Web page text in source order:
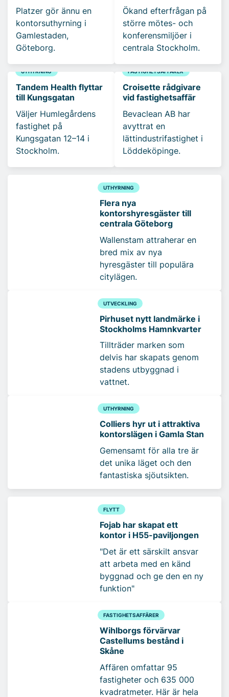
Platzer gör ännu en
kontorsuthyrning i
Gamlestaden,
Göteborg.
Ökand efterfrågan på
större mötes- och
konferensmiljöer i
centrala Stockholm.
UTHYRNING
Tandem Health flyttar
till Kungsgatan
Väljer Humlegårdens
fastighet på
Kungsgatan 12–14 i
Stockholm.
FASTIGHETSAFFÄRER
Croisette rådgivare
vid fastighetsaffär
Bevaclean AB har
avyttrat en
lättindustrifastighet i
Löddeköpinge.
UTHYRNING
Flera nya
kontorshyresgäster till
centrala Göteborg
Wallenstam attraherar en
bred mix av nya
hyresgäster till populära
citylägen.
UTVECKLING
Pirhuset nytt landmärke i
Stockholms Hamnkvarter
Tillträder marken som
delvis har skapats genom
stadens utbyggnad i
vattnet.
UTHYRNING
Colliers hyr ut i attraktiva
kontorslägen i Gamla Stan
Gemensamt för alla tre är
det unika läget och den
fantastiska sjöutsikten.
FLYTT
Fojab har skapat ett
kontor i H55-paviljongen
"Det är ett särskilt ansvar
att arbeta med en känd
byggnad och ge den en ny
funktion"
FASTIGHETSAFFÄRER
Wihlborgs förvärvar
Castellums bestånd i
Skåne
Affären omfattar 95
fastigheter och 635 000
kvadratmeter. Här är hela